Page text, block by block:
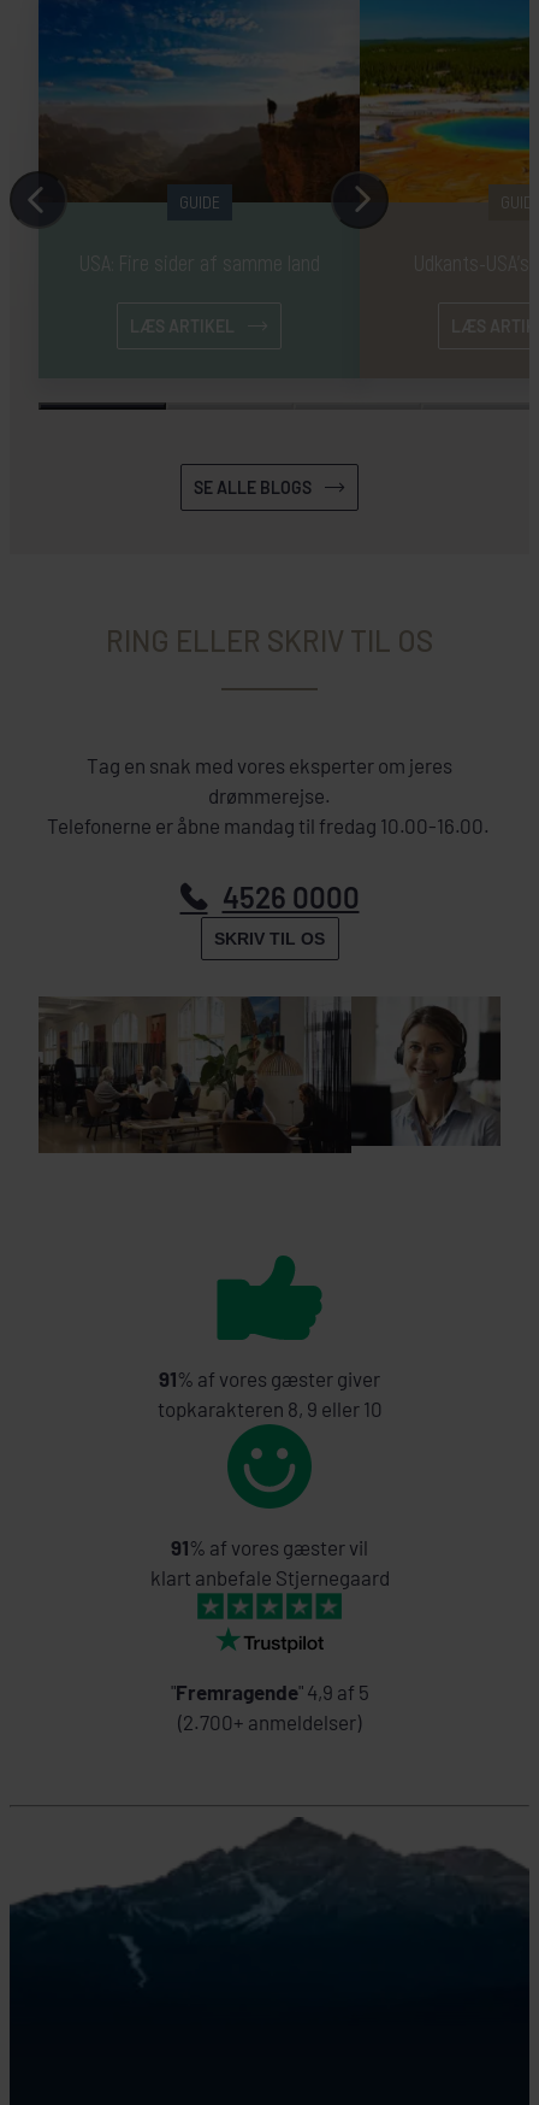
GUIDE
USA: Fire sider af samme land
LÆS ARTIKEL
SE ALLE BLOGS
RING ELLER SKRIV TIL OS
Tag en snak med vores eksperter om jeres
drømmerejse.
Telefonerne er åbne mandag til fredag 10.00-16.00.
4526 0000
SKRIV TIL OS
91% af vores gæster giver
topkarakteren 8, 9 eller 10
91% af vores gæster vil
klart anbefale Stjernegaard
"Fremragende" 4,9 af 5
(2.700+ anmeldelser)